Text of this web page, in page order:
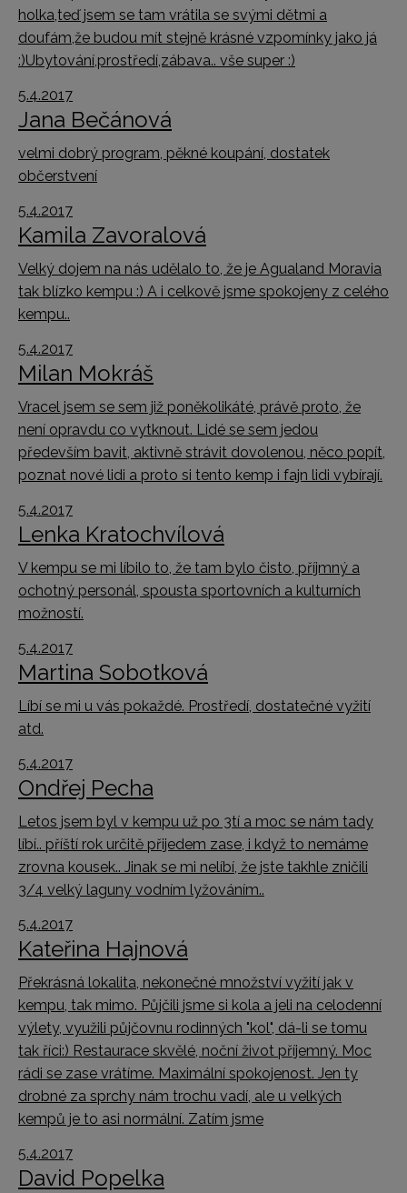
holka,teď jsem se tam vrátila se svými dětmi a
doufám,že budou mít stejně krásné vzpomínky jako já
:)Ubytování,prostředí,zábava.. vše super :)
5.4.2017
Jana Bečánová
velmi dobrý program, pěkné koupání, dostatek
občerstvení
5.4.2017
Kamila Zavoralová
Velký dojem na nás udělalo to, že je Agualand Moravia
tak blízko kempu :) A i celkově jsme spokojeny z celého
kempu..
5.4.2017
Milan Mokráš
Vracel jsem se sem již poněkolikáté, právě proto, že
není opravdu co vytknout. Lidé se sem jedou
především bavit, aktivně strávit dovolenou, něco popít,
poznat nové lidi a proto si tento kemp i fajn lidi vybírají.
5.4.2017
Lenka Kratochvílová
V kempu se mi líbilo to, že tam bylo čisto, příjmný a
ochotný personál, spousta sportovních a kulturních
možností.
5.4.2017
Martina Sobotková
Líbí se mi u vás pokaždé. Prostředí, dostatečné vyžití
atd.
5.4.2017
Ondřej Pecha
Letos jsem byl v kempu už po 3tí a moc se nám tady
líbí.. příští rok určitě přijedem zase, i když to nemáme
zrovna kousek.. Jinak se mi nelíbí, že jste takhle zničili
3/4 velký laguny vodním lyžováním..
5.4.2017
Kateřina Hajnová
Překrásná lokalita, nekonečné množství vyžití jak v
kempu, tak mimo. Půjčili jsme si kola a jeli na celodenní
výlety, využili půjčovnu rodinných "kol", dá-li se tomu
tak říci:) Restaurace skvělé, noční život příjemný. Moc
rádi se zase vrátíme. Maximální spokojenost. Jen ty
drobné za sprchy nám trochu vadí, ale u velkých
kempů je to asi normální. Zatím jsme
5.4.2017
David Popelka